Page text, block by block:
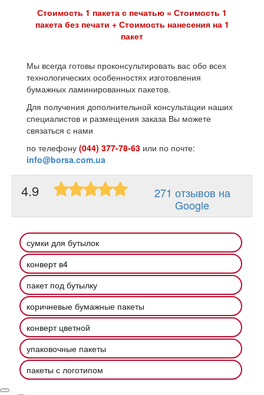
Стоимость 1 пакета с печатью = Стоимость 1
пакета без печати + Стоимость нанесения на 1
пакет
Мы всегда готовы проконсультировать вас обо всех
технологических особенностях изготовления
бумажных ламинированных пакетов.
Для получения дополнительной консультации наших
специалистов и размещения заказа Вы можете
связаться с нами
по телефону (044) 377-78-63 или по почте:
info@borsa.com.ua
4.9
271 отзывов на
Google
сумки для бутылок
конверт в4
пакет под бутылку
коричневые бумажные пакеты
конверт цветной
упаковочные пакеты
пакеты с логотипом